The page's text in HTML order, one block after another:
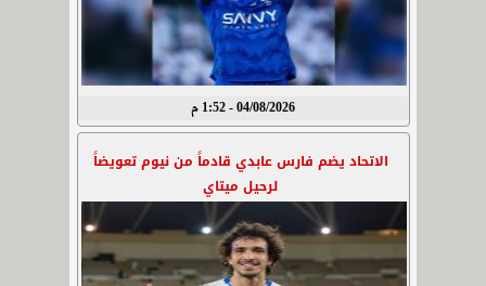
04/08/2026 - 1:52 م
الاتحاد يضم فارس عابدي قادماً من نيوم تعويضاً
لرحيل ميتاي